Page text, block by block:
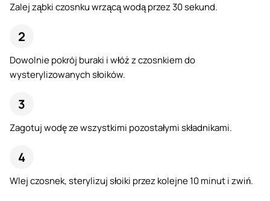
Zalej ząbki czosnku wrzącą wodą przez 30 sekund.
Dowolnie pokrój buraki i włóż z czosnkiem do
wysterylizowanych słoików.
Zagotuj wodę ze wszystkimi pozostałymi składnikami.
Wlej czosnek, sterylizuj słoiki przez kolejne 10 minut i zwiń.